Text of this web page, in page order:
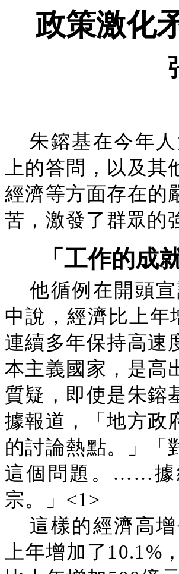
政策激化
朱鎔基在今年
上的答問，以及
經濟等方面存在的
苦，激發了群眾的
「工作的成
他循例在開頭
中說，經濟比上年
連續多年保持高速
本主義國家，是高
質疑，即使是朱鎔
據報道，「地方政
的討論熱點。」「
這個問題。……據
宗。」<1>
這樣的經濟高
上年增加了10.1%